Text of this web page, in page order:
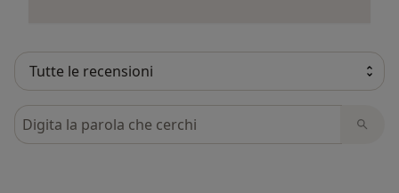
Cerca nelle recensioni